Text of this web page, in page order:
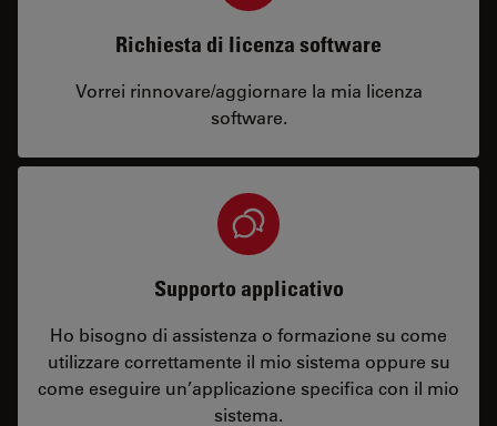
Richiesta di licenza software
Vorrei rinnovare/aggiornare la mia licenza
software.
Supporto applicativo
Ho bisogno di assistenza o formazione su come
utilizzare correttamente il mio sistema oppure su
come eseguire un’applicazione specifica con il mio
sistema.